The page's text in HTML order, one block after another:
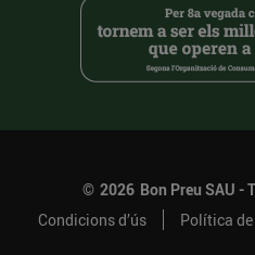
© 2026 Bon Preu SAU -
Condicions d’ús
Política